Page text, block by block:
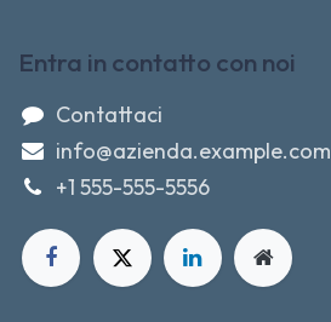
Entra in contatto con noi
Contattaci
info@azienda.example.com
+1 555-555-5556